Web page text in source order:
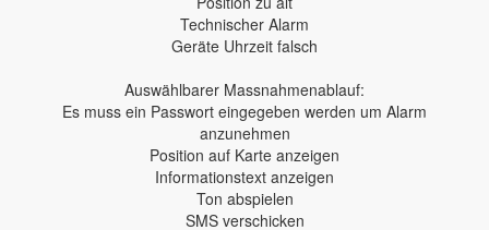
Technischer Alarm
Geräte Uhrzeit falsch
Auswählbarer Massnahmenablauf:
Es muss ein Passwort eingegeben werden um Alarm
anzunehmen
Position auf Karte anzeigen
Informationstext anzeigen
Ton abspielen
SMS verschicken